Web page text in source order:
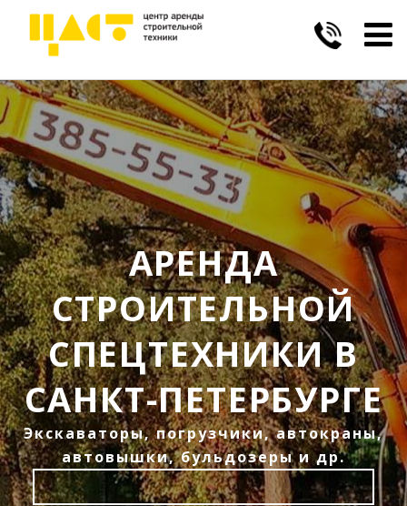
АРЕНДА
СТРОИТЕЛЬНОЙ
СПЕЦТЕХНИКИ В
САНКТ-ПЕТЕРБУРГЕ
Экскаваторы, погрузчики, автокраны,
автовышки, бульдозеры и др.